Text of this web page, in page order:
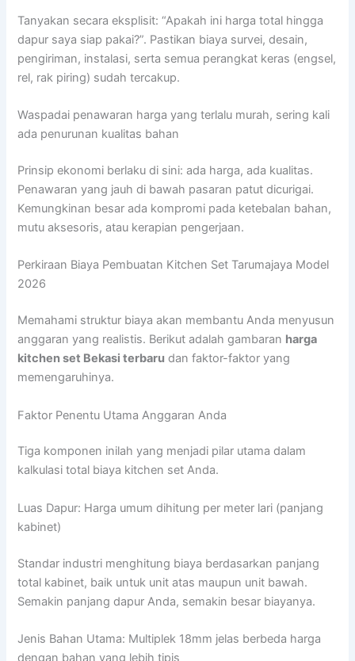
Tanyakan secara eksplisit: “Apakah ini harga total hingga
dapur saya siap pakai?”. Pastikan biaya survei, desain,
pengiriman, instalasi, serta semua perangkat keras (engsel,
rel, rak piring) sudah tercakup.
Waspadai penawaran harga yang terlalu murah, sering kali
ada penurunan kualitas bahan
Prinsip ekonomi berlaku di sini: ada harga, ada kualitas.
Penawaran yang jauh di bawah pasaran patut dicurigai.
Kemungkinan besar ada kompromi pada ketebalan bahan,
mutu aksesoris, atau kerapian pengerjaan.
Perkiraan Biaya Pembuatan Kitchen Set Tarumajaya Model
2026
Memahami struktur biaya akan membantu Anda menyusun
anggaran yang realistis. Berikut adalah gambaran harga
kitchen set Bekasi terbaru dan faktor-faktor yang
memengaruhinya.
Faktor Penentu Utama Anggaran Anda
Tiga komponen inilah yang menjadi pilar utama dalam
kalkulasi total biaya kitchen set Anda.
Luas Dapur: Harga umum dihitung per meter lari (panjang
kabinet)
Standar industri menghitung biaya berdasarkan panjang
total kabinet, baik untuk unit atas maupun unit bawah.
Semakin panjang dapur Anda, semakin besar biayanya.
Jenis Bahan Utama: Multiplek 18mm jelas berbeda harga
dengan bahan yang lebih tipis